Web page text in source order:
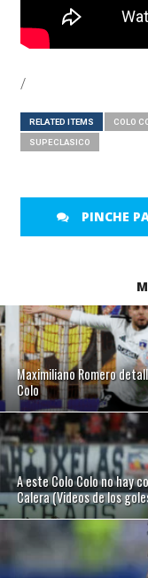
/
RELATED ITEMS COLO
SUPECLASICO
PINCHE
Maximiliano Romero
Colo
A este Colo Colo no hay
Calera (Videos de los